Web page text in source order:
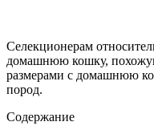
Селекционерам
домашнюю кошку,
размерами с домашнюю
пород.
Содержание